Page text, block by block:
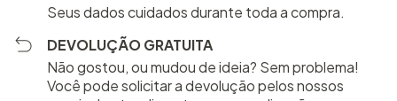
Seus dados cuidados durante toda a compra.
DEVOLUÇÃO GRATUITA
Não gostou, ou mudou de ideia? Sem problema!
Você pode solicitar a devolução pelos nossos